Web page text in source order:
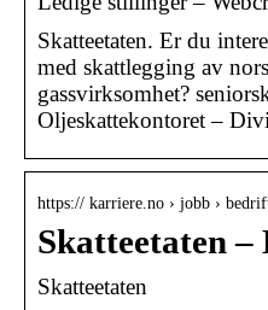
Skatteetaten. Er du
med skattlegging av
gassvirksomhet?
Oljeskattekontoret –
https:// karriere.no › jobb ›
Skatteetaten
Skatteetaten